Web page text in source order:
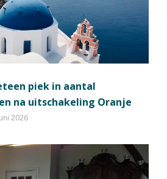
piek in aantal
na uitschakeling Oranje
2026